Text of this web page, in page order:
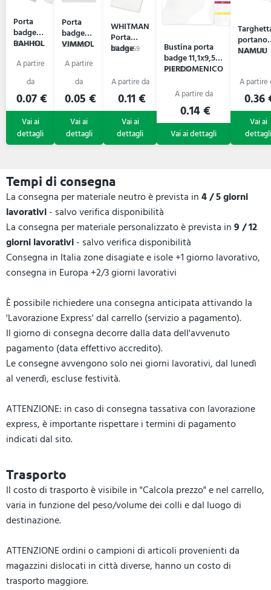
Porta
badge
BAHHOL
55N41196
0.07 €
Porta
badge
VIMMOL
55N61597
0.05 €
WHITMAN
Porta
badge
55L93359
0.11 €
Bustina porta
badge 11,1x9,5
PIERDOMENICO
55R14158
0.14 €
NAMUU
55N91540
0.36
Tempi di consegna
La consegna per materiale neutro è prevista in4 / 5 giorni
lavorativi- salvo verifica disponibilità
La consegna per materiale personalizzato è prevista in9 / 12
giorni lavorativi- salvo verifica disponibilità
Consegna in Italia zone disagiate e isole +1 giorno lavorativo,
consegna in Europa +2/3 giorni lavorativi
È possibile richiedere una consegna anticipata attivando la
'Lavorazione Express' dal carrello (servizio a pagamento).
Il giorno di consegna decorre dalla data dell'avvenuto
pagamento (data effettivo accredito).
Le consegne avvengono solo nei giorni lavorativi, dal lunedì
al venerdì, escluse festività.
ATTENZIONE: in caso di consegna tassativa con lavorazione
express, è importante rispettare i termini di pagamento
indicati dal sito.
Trasporto
Il costo di trasporto è visibile in "Calcola prezzo" e nel carrello,
varia in funzione del peso/volume dei colli e dal luogo di
destinazione.
ATTENZIONE ordini o campioni di articoli provenienti da
magazzini dislocati in città diverse, hanno un costo di
trasporto maggiore.